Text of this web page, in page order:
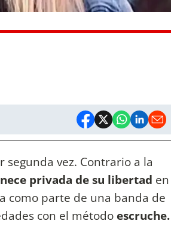
vez. Contrario a la
privada de su libertad en
como parte de una banda de
con el método escruche.